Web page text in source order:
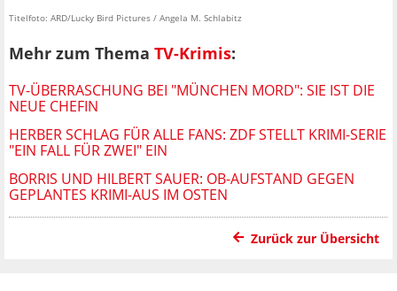
Titelfoto: ARD/Lucky Bird Pictures / Angela M. Schlabitz
Mehr zum Thema TV-Krimis:
TV-ÜBERRASCHUNG BEI "MÜNCHEN MORD": SIE IST DIE
NEUE CHEFIN
HERBER SCHLAG FÜR ALLE FANS: ZDF STELLT KRIMI-SERIE
"EIN FALL FÜR ZWEI" EIN
BORRIS UND HILBERT SAUER: OB-AUFSTAND GEGEN
GEPLANTES KRIMI-AUS IM OSTEN
Zurück zur Übersicht